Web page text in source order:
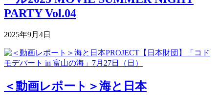
PARTY Vol.04
2025年9月4日
＜動画レポート＞海と日本